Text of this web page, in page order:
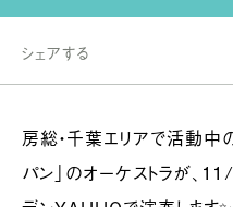
シェアする
房総・千葉エリアで活動中
パン」のオーケストラが、